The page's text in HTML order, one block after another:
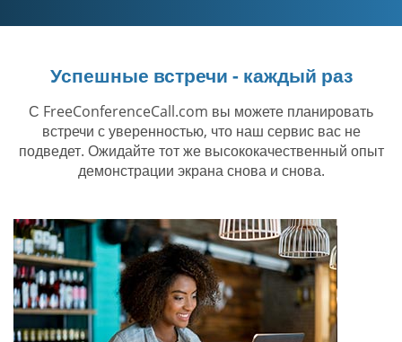
Успешные встречи - каждый раз
С FreeConferenceCall.com вы можете планировать
встречи с уверенностью, что наш сервис вас не
подведет. Ожидайте тот же высококачественный опыт
демонстрации экрана снова и снова.